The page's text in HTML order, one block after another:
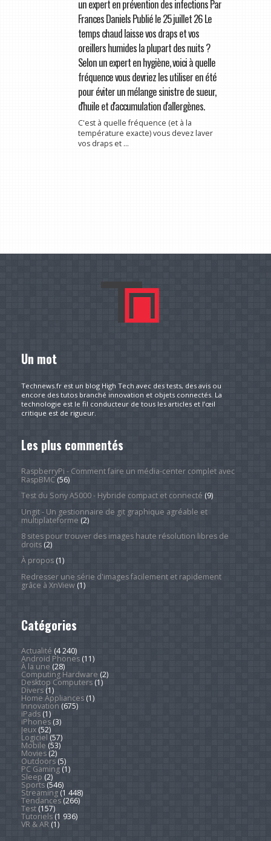
un expert en prévention des infections Par
Frances Daniels Publié le 25 juillet 26 Le
temps chaud laisse vos draps et vos
oreillers humides la plupart des nuits ?
Selon un expert en hygiène, voici à quelle
fréquence vous devriez les utiliser en été
pour éviter un mélange sinistre de sueur,
d'huile et d'accumulation d'allergènes.
C'est à quelle fréquence (et à la
température exacte) vous devez laver
vos draps et ...
Un mot
Technews.fr est un blog High Tech avec des tests, des avis ou
encore des tutos branché innovation et objets connectés. La
technologie est le fil conducteur de tous les articles et l’œil
critique est de rigueur.
Les plus commentés
RaspberryPi - Comment faire un média-center complet avec
RaspBMC(56)
Test du Sony A5000 - Hybride compact et connecté (9)
Ungit - Un gestionnaire de git graphique agréable et
multiplateforme (2)
8 sites pour trouver des images haute résolution libres de
droits(2)
À propos(1)
Redresser une série d'images facilement et rapidement
grâce à XnView(1)
Catégories
Actualité (4 240)
Android Phones(11)
À la une (28)
Computing Hardware (2)
Desktop Computers(1)
Divers(1)
Home Appliances(1)
Innovation (675)
iPads(1)
iPhones(3)
Jeux(52)
Logiciel (57)
Mobile (53)
Movies(2)
Outdoors(5)
PC Gaming(1)
Sleep (2)
Sports(546)
Streaming(1 448)
Tendances(266)
Test(157)
Tutoriels(1 936)
VR & AR(1)